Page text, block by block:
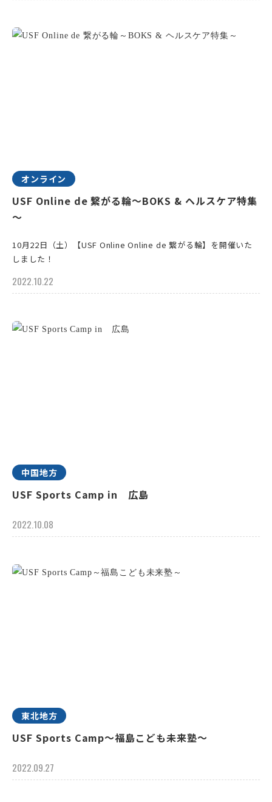
オンライン
USF Online de 繋がる輪～BOKS & ヘルスケア特集
～
10月22日（土）【USF Online Online de 繋がる輪】を開催いた
しました！
2022.10.22
中国地方
USF Sports Camp in 広島
2022.10.08
東北地方
USF Sports Camp～福島こども未来塾～
2022.09.27